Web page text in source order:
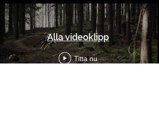
Alla videoklipp
Titta nu